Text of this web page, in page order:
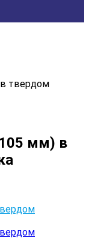
твердом
мм) в